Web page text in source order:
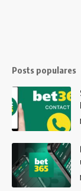
Posts populares